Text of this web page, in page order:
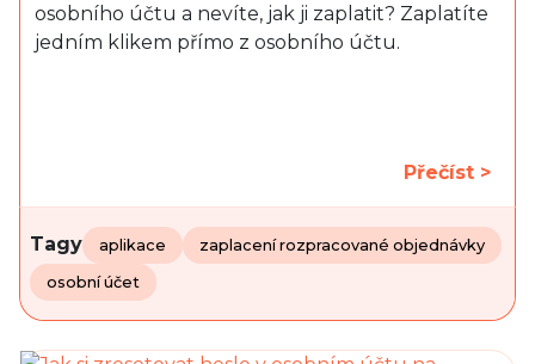
osobního účtu a nevíte, jak ji zaplatit? Zaplatíte
jedním klikem přímo z osobního účtu.
Přečíst >
Tagy aplikace zaplacení rozpracované objednávky
osobní účet